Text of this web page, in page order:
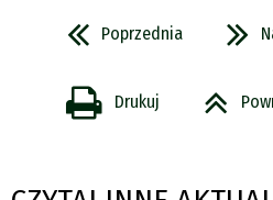
Poprzednia
Drukuj